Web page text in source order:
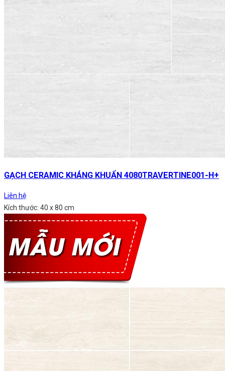
GẠCH CERAMIC KHÁNG KHUẨN 4080TRAVERTINE001-H+
Liên hệ
Kích thước: 40 x 80 cm